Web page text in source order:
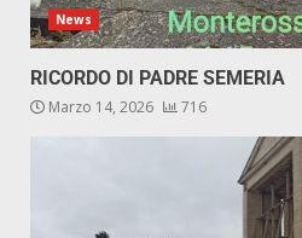
News
RICORDO DI PADRE SEMERIA
Marzo 14, 2026 716